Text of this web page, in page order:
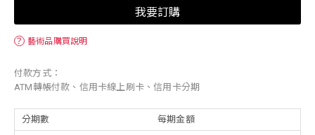
我要訂購
？ 藝術品購買說明
付款方式：
ATM轉帳付款、信用卡線上刷卡、信用卡分期
分期數 每期金額